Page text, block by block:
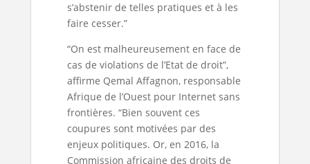
s’abstenir de telles pratiques et à les
faire cesser.”
“On est malheureusement en face de
cas de violations de l’Etat de droit”,
affirme Qemal Affagnon, responsable
Afrique de l’Ouest pour Internet sans
frontières. “Bien souvent ces
coupures sont motivées par des
enjeux politiques. Or, en 2016, la
Commission africaine des droits de